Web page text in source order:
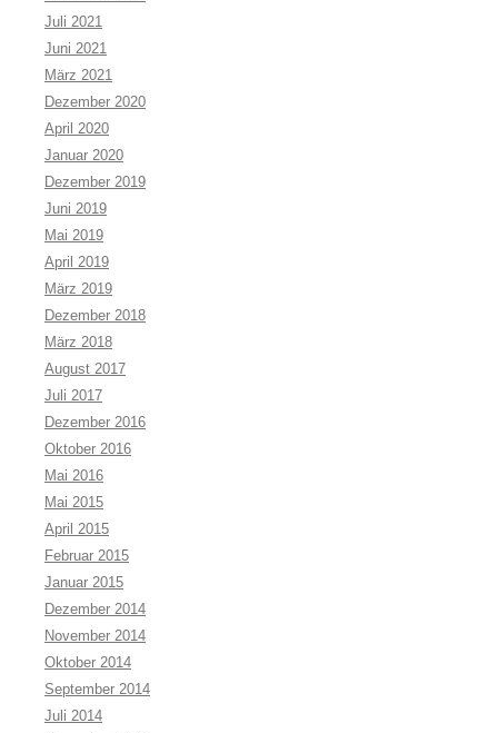
Juli 2021
Juni 2021
März 2021
Dezember 2020
April 2020
Januar 2020
Dezember 2019
Juni 2019
Mai 2019
April 2019
März 2019
Dezember 2018
März 2018
August 2017
Juli 2017
Dezember 2016
Oktober 2016
Mai 2016
Mai 2015
April 2015
Februar 2015
Januar 2015
Dezember 2014
November 2014
Oktober 2014
September 2014
Juli 2014